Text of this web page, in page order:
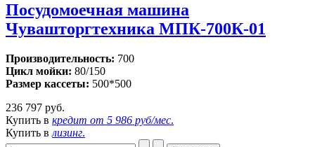
Посудомоечная машина
Чувашторгтехника МПК-700К-01
Производительность: 700
Цикл мойки: 80/150
Размер кассеты: 500*500
236 797 руб.
Купить в кредит от 5 986 руб/мес.
Купить в лизинг.